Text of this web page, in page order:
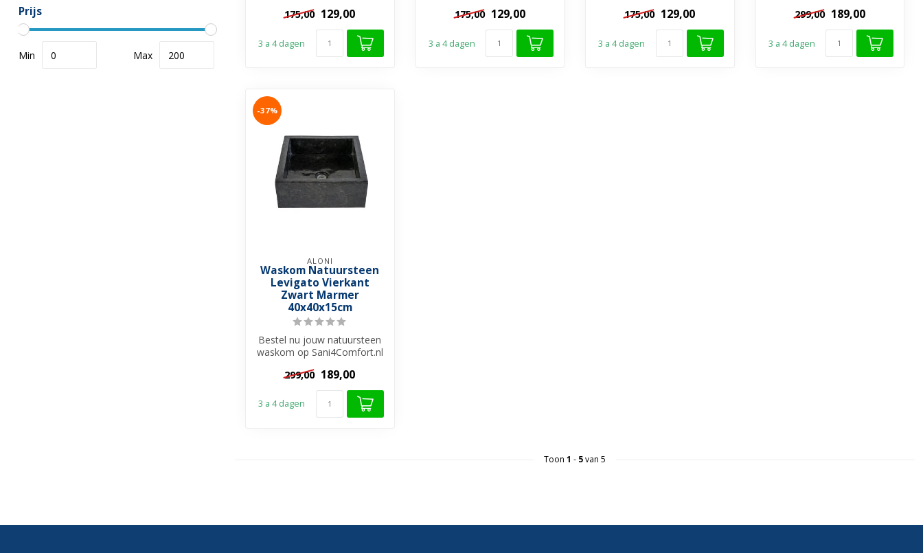
Prijs
Min Max
175,00 129,00
3 a 4 dagen
175,00 129,00
3 a 4 dagen
175,00 129,00
3 a 4 dagen
299,00 189,00
3 a 4 dagen
-37%
ALONI
Waskom Natuursteen
Levigato Vierkant
Zwart Marmer
40x40x15cm
Bestel nu jouw natuursteen
waskom op Sani4Comfort.nl
299,00 189,00
3 a 4 dagen
Toon 1 - 5van 5